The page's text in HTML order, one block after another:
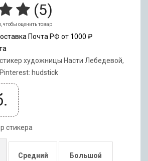
(5)
чтобы оценить товар
Почта РФ от 1000 ₽
художницы Насти Лебедевой,
hudstick
стикера
Средний Большой